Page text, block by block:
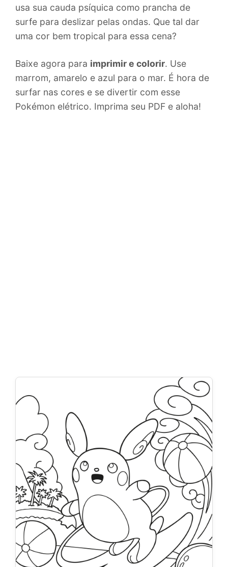
usa sua cauda psíquica como prancha de
surfe para deslizar pelas ondas. Que tal dar
uma cor bem tropical para essa cena?
Baixe agora para imprimir e colorir. Use
marrom, amarelo e azul para o mar. É hora de
surfar nas cores e se divertir com esse
Pokémon elétrico. Imprima seu PDF e aloha!